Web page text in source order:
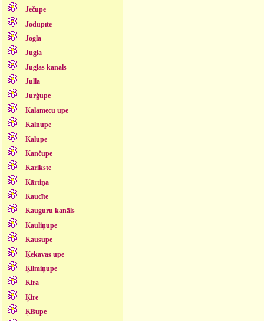
Ječupe
Jodupīte
Jogla
Jugla
Juglas kanāls
Julla
Jurģupe
Kalamecu upe
Kalnupe
Kalupe
Kančupe
Karikste
Kārtiņa
Kaucīte
Kauguru kanāls
Kauliņupe
Kausupe
Ķekavas upe
Ķilmiņupe
Kira
Ķire
Ķīšupe